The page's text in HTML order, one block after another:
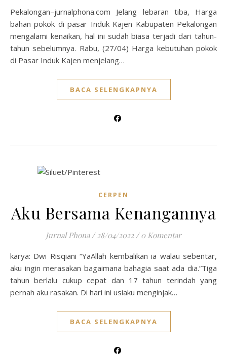
Pekalongan–jurnalphona.com Jelang lebaran tiba, Harga
bahan pokok di pasar Induk Kajen Kabupaten Pekalongan
mengalami kenaikan, hal ini sudah biasa terjadi dari tahun-
tahun sebelumnya. Rabu, (27/04) Harga kebutuhan pokok
di Pasar Induk Kajen menjelang…
BACA SELENGKAPNYA
CERPEN
Aku Bersama Kenangannya
Jurnal Phona / 28/04/2022 / 0 Komentar
karya: Dwi Risqiani “YaAllah kembalikan ia walau sebentar,
aku ingin merasakan bagaimana bahagia saat ada dia.”Tiga
tahun berlalu cukup cepat dan 17 tahun terindah yang
pernah aku rasakan. Di hari ini usiaku menginjak…
BACA SELENGKAPNYA